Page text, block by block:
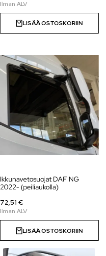
LISÄÄ OSTOSKORIIN
Ikkunavetosuojat DAF NG
2022- (peiliaukolla)
72,51 €
LISÄÄ OSTOSKORIIN